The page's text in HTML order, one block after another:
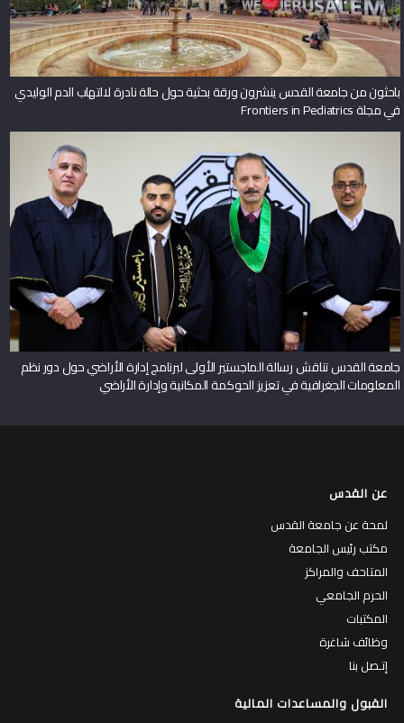
باحثون من جامعة القدس ينشرون ورقة بحثية حول حالة نادرة لالتهاب الدم الوليدي
في مجلة Frontiers in Pediatrics
جامعة القدس تناقش رسالة الماجستير الأولى لبرنامج إدارة الأراضي حول دور نظم
المعلومات الجغرافية في تعزيز الحوكمة المكانية وإدارة الأراضي
عن القدس
لمحة عن جامعة القدس
مكتب رئيس الجامعة
المتاحف والمراكز
الحرم الجامعي
المكتبات
وظائف شاغرة
إتـصل بنا
القبول والمساعدات المالية